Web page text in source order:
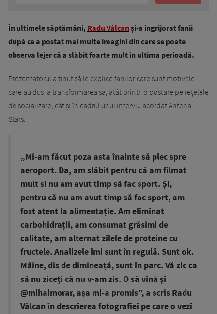
În ultimele săptămâni, Radu Vâlcanși-a îngrijorat fanii
după ce a postat mai multe imagini din care se poate
observa lejer că a slăbit foarte mult în ultima perioadă.
Prezentatorul a ținut să le explice fanilor care sunt motivele
care au dus la transformarea sa, atât printr-o postare pe rețelele
de socializare, cât și în cadrul unui interviu acordat Antena
Stars.
„Mi-am făcut poza asta înainte să plec spre
aeroport. Da, am slăbit pentru că am filmat
mult si nu am avut timp să fac sport. Și,
pentru că nu am avut timp să fac sport, am
fost atent la alimentație. Am eliminat
carbohidrații, am consumat grăsimi de
calitate, am alternat zilele de proteine cu
fructele. Analizele îmi sunt în regulă. Sunt ok.
Mâine, dis de dimineață, sunt în parc. Vă zic ca
să nu ziceți că nu v-am zis. O să vină și
@mihaimorar, așa mi-a promis”, a scris Radu
Vâlcan în descrierea fotografiei pe care o vezi